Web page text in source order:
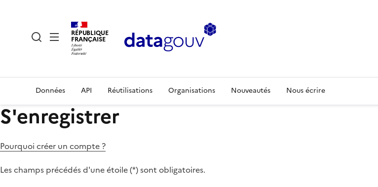
RÉPUBLIQUE
FRANÇAISE
Données API Réutilisations Organisations Nouveautés Nous écrire
S'enregistrer
Pourquoi créer un compte ?
Les champs précédés d'une étoile (*) sont obligatoires.